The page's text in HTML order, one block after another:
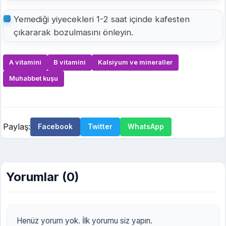
Yemediği yiyecekleri 1-2 saat içinde kafesten
çıkararak bozulmasını önleyin.
A vitamini B vitamini Kalsiyum ve mineraller
Muhabbet kuşu
Paylaş: Facebook Twitter WhatsApp
Yorumlar (0)
Henüz yorum yok. İlk yorumu siz yapın.